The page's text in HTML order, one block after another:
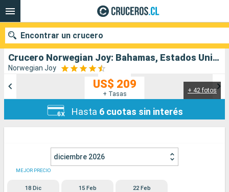
Crucero Norwegian Joy: Bahamas, Estados Unidos salida desde Miami
Norwegian Joy
+ 42 fotos
US$ 209
+ Tasas
Hasta 6 cuotas sin interés
diciembre 2026
MEJOR PRECIO
18 Dic 15 Feb 22 Feb
Encontrar un crucero
Fecha de salida
Buscar